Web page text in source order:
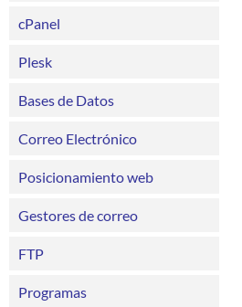
cPanel
Plesk
Bases de Datos
Correo Electrónico
Posicionamiento web
Gestores de correo
FTP
Programas